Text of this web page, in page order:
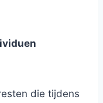
die tijdens